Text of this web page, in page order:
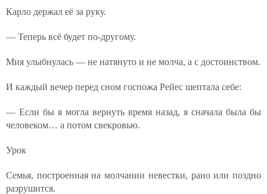
Карло держал её за руку.
— Теперь всё будет по-другому.
Мия улыбнулась — не натянуто и не молча, а с достоинством.
И каждый вечер перед сном госпожа Рейес шептала себе:
— Если бы я могла вернуть время назад, я сначала была бы
человеком… а потом свекровью.
Урок
Семья, построенная на молчании невестки, рано или поздно
разрушится.